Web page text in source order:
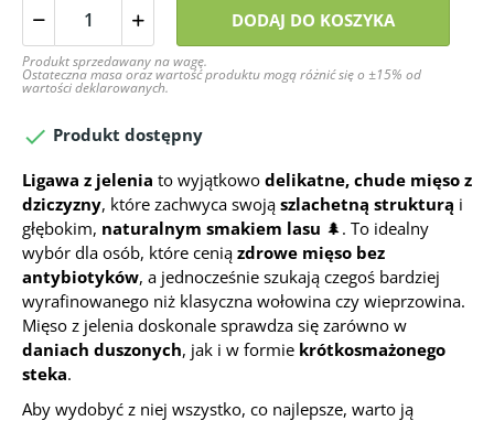
DODAJ DO KOSZYKA
Produkt sprzedawany na wagę.
Ostateczna masa oraz wartość produktu mogą różnić się o ±15% od
wartości deklarowanych.
 Produkt dostępny
Ligawa z jelenia to wyjątkowo delikatne, chude mięso z
dziczyzny, które zachwyca swoją szlachetną strukturą i
głębokim, naturalnym smakiem lasu 🌲. To idealny
wybór dla osób, które cenią zdrowe mięso bez
antybiotyków, a jednocześnie szukają czegoś bardziej
wyrafinowanego niż klasyczna wołowina czy wieprzowina.
Mięso z jelenia doskonale sprawdza się zarówno w
daniach duszonych, jak i w formie krótkosmażonego
steka.
Aby wydobyć z niej wszystko, co najlepsze, warto ją